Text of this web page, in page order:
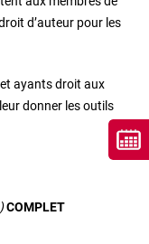
d’auteur pour les
ayants droit aux
donner les outils
COMPLET